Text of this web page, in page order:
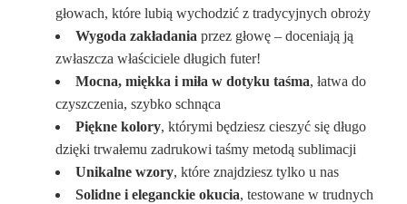
głowach, które lubią wychodzić z tradycyjnych obroży
Wygoda zakładania przez głowę – doceniają ją
zwłaszcza właściciele długich futer!
Mocna, miękka i miła w dotyku taśma, łatwa do
czyszczenia, szybko schnąca
Piękne kolory, którymi będziesz cieszyć się długo
dzięki trwałemu zadrukowi taśmy metodą sublimacji
Unikalne wzory, które znajdziesz tylko u nas
Solidne i eleganckie okucia, testowane w trudnych